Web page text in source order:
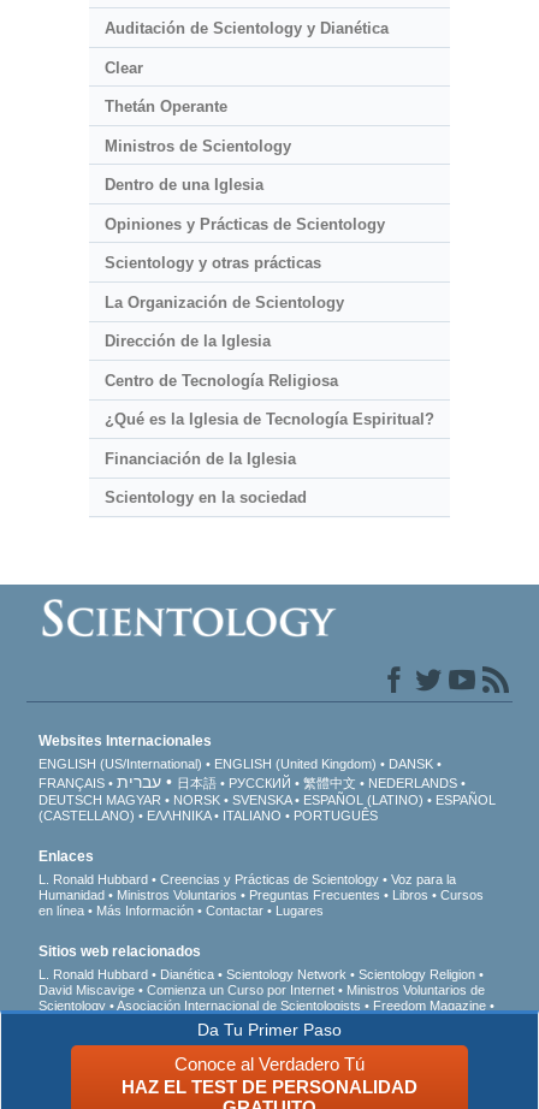
Auditación de Scientology y Dianética
Clear
Thetán Operante
Ministros de Scientology
Dentro de una Iglesia
Opiniones y Prácticas de Scientology
Scientology y otras prácticas
La Organización de Scientology
Dirección de la Iglesia
Centro de Tecnología Religiosa
¿Qué es la Iglesia de Tecnología Espiritual?
Financiación de la Iglesia
Scientology en la sociedad
Da Tu Primer Paso
Conoce al Verdadero Tú
HAZ EL TEST DE PERSONALIDAD
Websites Internacionales
ENGLISH (US/International) ENGLISH (United Kingdom)
DANSK
FRANÇAIS
עברית 日本語 РУССКИЙ 繁體中文
NEDERLANDS
DEUTSCH MAGYAR NORSK SVENSKA ESPAÑOL (LATINO)
ESPAÑOL
(CASTELLANO)
ΕΛΛΗΝΙΚA ITALIANO PORTUGUÊS
Enlaces
L. Ronald Hubbard Creencias y Prácticas de Scientology
Voz para la
Humanidad
Ministros Voluntarios Preguntas Frecuentes Libros
Cursos
en línea
Más Información Contactar Lugares
Sitios web relacionados
L. Ronald Hubbard Dianética Scientology Network
Scientology Religion
David Miscavige
Comienza un Curso por Internet
Ministros Voluntarios de
Scientology
Asociación Internacional de Scientologists
Freedom Magazine
En Apoyo de Un Mundo Sin Drogas
Jóvenes por los Derechos Humanos
Ciudadanos por los Derechos Humanos
© 2026 Iglesia de Scientology Internacional. Todos los derechos reservados.